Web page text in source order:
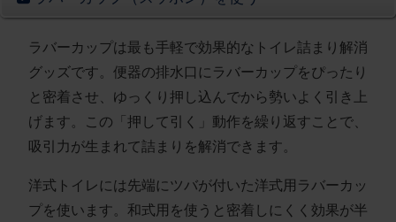
ラバーカップは最も手軽で効果的なトイレ詰まり解消
グッズです。便器の排水口にラバーカップをぴったり
と密着させ、ゆっくり押し込んでから勢いよく引き上
げます。この「押して引く」動作を繰り返すことで、
吸引力が生まれて詰まりを解消できます。
洋式トイレには先端にツバが付いた洋式用ラバーカッ
プを使います。和式用を使うと密着しにくく効果が半